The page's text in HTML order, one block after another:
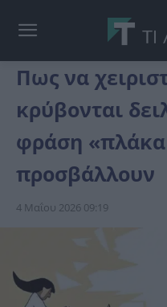
Πως να
κρύβονται
φράση
προσβάλλουν
4 Μαΐου 2026 09:19